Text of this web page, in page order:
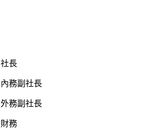
社長
內務副社長
外務副社長
財務